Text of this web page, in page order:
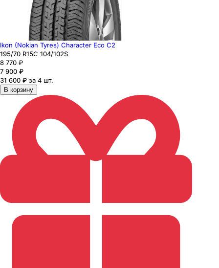
Ikon (Nokian Tyres) Character Eco C2
195/70 R15C 104/102S
8 770 ₽
7 900 ₽
31 600 ₽ за 4 шт.
В корзину